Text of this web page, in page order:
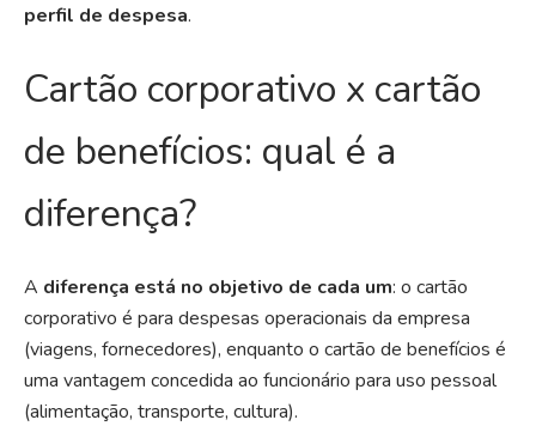
perfil de despesa.
Cartão corporativo x cartão
de benefícios: qual é a
diferença?
A diferença está no objetivo de cada um: o cartão
corporativo é para despesas operacionais da empresa
(viagens, fornecedores), enquanto o cartão de benefícios é
uma vantagem concedida ao funcionário para uso pessoal
(alimentação, transporte, cultura).